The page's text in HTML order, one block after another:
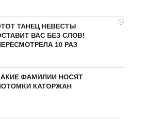
i
ТАНЕЦ НЕВЕСТЫ
ВАС БЕЗ СЛОВ!
10 РАЗ
ФАМИЛИИ НОСЯТ
КАТОРЖАН